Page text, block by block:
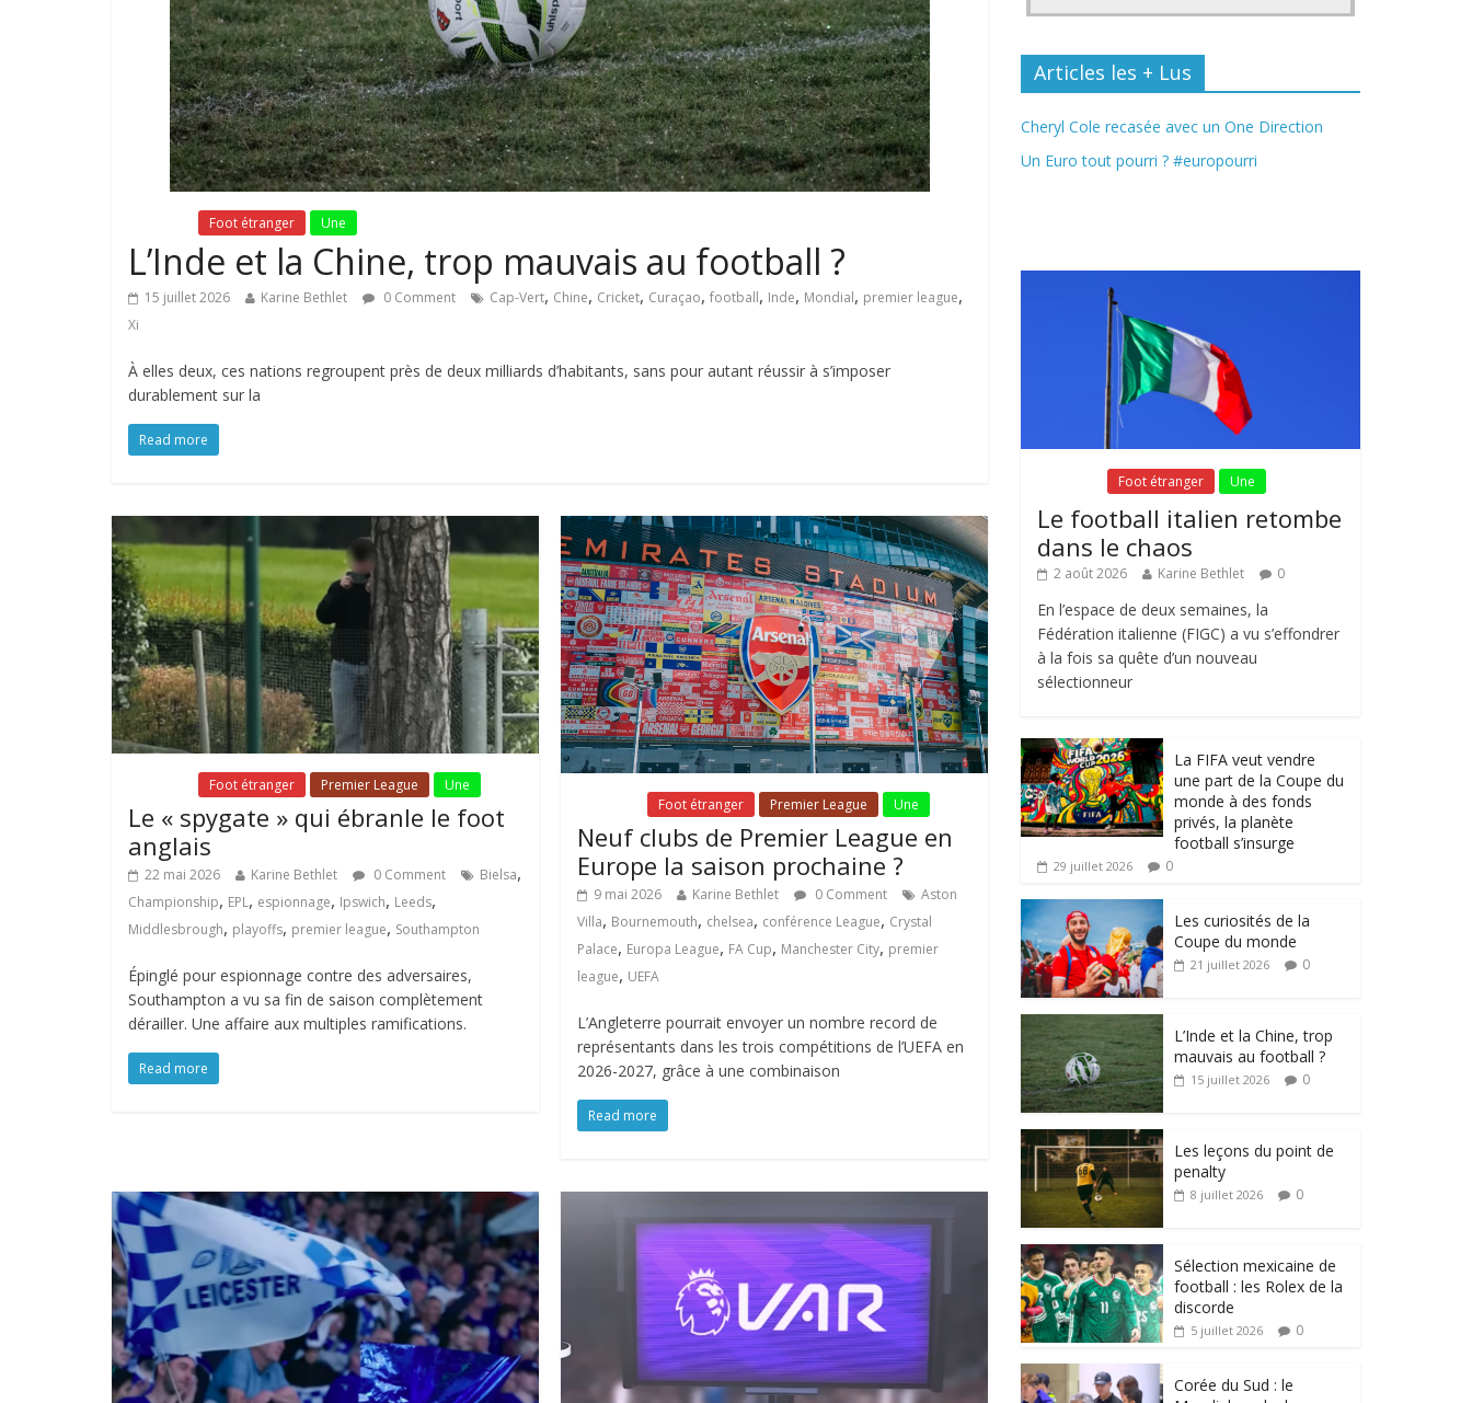
Foot étranger Une
L’Inde et la Chine, trop mauvais au football ?
15 juillet 2026 Karine Bethlet 0 Comment Cap-Vert, Chine, Cricket, Curaçao, football, Inde, Mondial, premier league,
Xi
À elles deux, ces nations regroupent près de deux milliards d’habitants, sans pour autant réussir à s’imposer
durablement sur la
Read more
Foot étranger Premier League Une
Le « spygate » qui ébranle le foot
anglais
22 mai 2026 Karine Bethlet 0 Comment Bielsa,
Championship, EPL, espionnage, Ipswich, Leeds,
Middlesbrough, playoffs, premier league, Southampton
Épinglé pour espionnage contre des adversaires,
Southampton a vu sa fin de saison complètement
dérailler. Une affaire aux multiples ramifications.
Read more
Foot étranger Premier League Une
Neuf clubs de Premier League en
Europe la saison prochaine ?
9 mai 2026 Karine Bethlet 0 Comment
Aston
Villa, Bournemouth, chelsea, conférence League, Crystal
Palace, Europa League, FA Cup, Manchester City, premier
league, UEFA
L’Angleterre pourrait envoyer un nombre record de
représentants dans les trois compétitions de l’UEFA en
2026-2027, grâce à une combinaison
Read more
Articles les + Lus
Cheryl Cole recasée avec un One Direction
Un Euro tout pourri ? #europourri
Foot étranger Une
Le football italien retombe
dans le chaos
2 août 2026 Karine Bethlet 0
En l’espace de deux semaines, la
Fédération italienne (FIGC) a vu s’effondrer
à la fois sa quête d’un nouveau
sélectionneur
La FIFA veut vendre
une part de la Coupe du
monde à des fonds
privés, la planète
football s’insurge
29 juillet 2026 0
Les curiosités de la
Coupe du monde
21 juillet 2026 0
L’Inde et la Chine, trop
mauvais au football ?
15 juillet 2026 0
Les leçons du point de
penalty
8 juillet 2026 0
Sélection mexicaine de
football : les Rolex de la
discorde
5 juillet 2026 0
Corée du Sud : le